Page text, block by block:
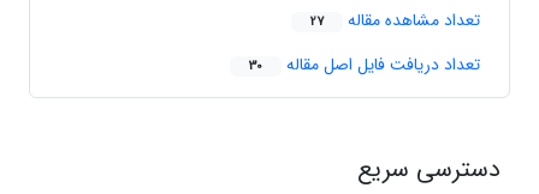
تعداد مشاهده مقاله 27
تعداد دریافت فایل اصل مقاله 30
دسترسی سریع